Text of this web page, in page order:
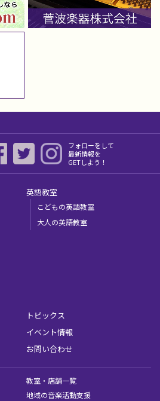
フォローをして
最新情報を
GETしよう！
英語教室
こどもの英語教室
大人の英語教室
トピックス
イベント情報
お問い合わせ
教室・店舗一覧
地域の音楽活動支援